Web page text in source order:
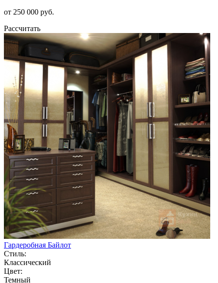
от 250 000 руб.
Рассчитать
Гардеробная Байлот
Стиль:
Классический
Цвет:
Темный